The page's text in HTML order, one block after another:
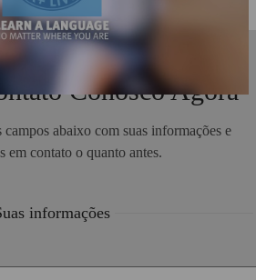
Conosco Agora
abaixo com suas informações e
em contato o quanto antes.
informações